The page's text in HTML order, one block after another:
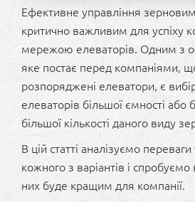
Ефективне управління
критично важливим для успіху
мережою елеваторів. Одним з
яке постає перед компаніями,
розпоряджені елеватори, є
елеваторів більшої ємності або
більшої кількості даного виду
В цій статті аналізуємо
кожного з варіантів і
них буде кращим для компанії.